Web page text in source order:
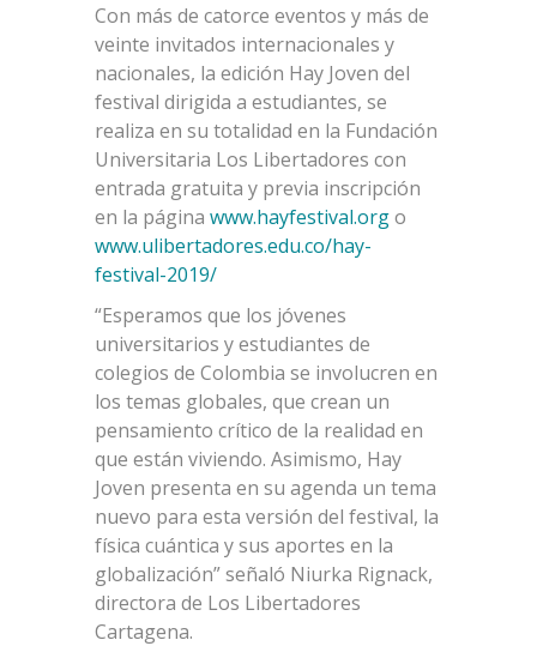
Con más de catorce eventos y más de
veinte invitados internacionales y
nacionales, la edición Hay Joven del
festival dirigida a estudiantes, se
realiza en su totalidad en la Fundación
Universitaria Los Libertadores con
entrada gratuita y previa inscripción
en la página www.hayfestival.orgo
www.ulibertadores.edu.co/hay-
festival-2019/
“Esperamos que los jóvenes
universitarios y estudiantes de
colegios de Colombia se involucren en
los temas globales, que crean un
pensamiento crítico de la realidad en
que están viviendo. Asimismo, Hay
Joven presenta en su agenda un tema
nuevo para esta versión del festival, la
física cuántica y sus aportes en la
globalización” señaló Niurka Rignack,
directora de Los Libertadores
Cartagena.